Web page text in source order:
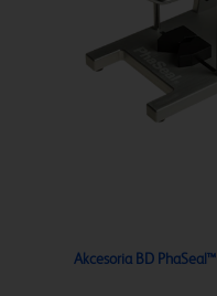
Akcesoria BD PhaSeal™